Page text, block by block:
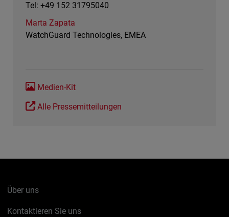
Tel: +49 152 31795040
Marta Zapata
WatchGuard Technologies, EMEA
Medien-Kit
Alle Pressemitteilungen
Über uns
Kontaktieren Sie uns